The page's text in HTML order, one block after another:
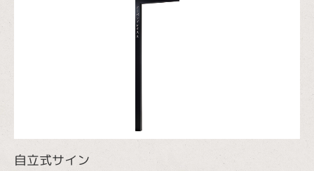
自立式サイン